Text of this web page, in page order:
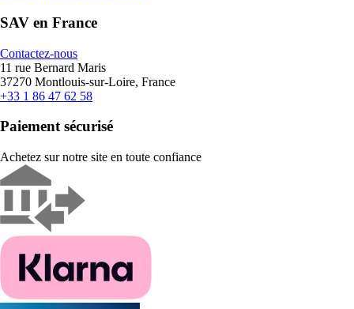
SAV en France
Contactez-nous
11 rue Bernard Maris
37270 Montlouis-sur-Loire, France
+33 1 86 47 62 58
Paiement sécurisé
Achetez sur notre site en toute confiance